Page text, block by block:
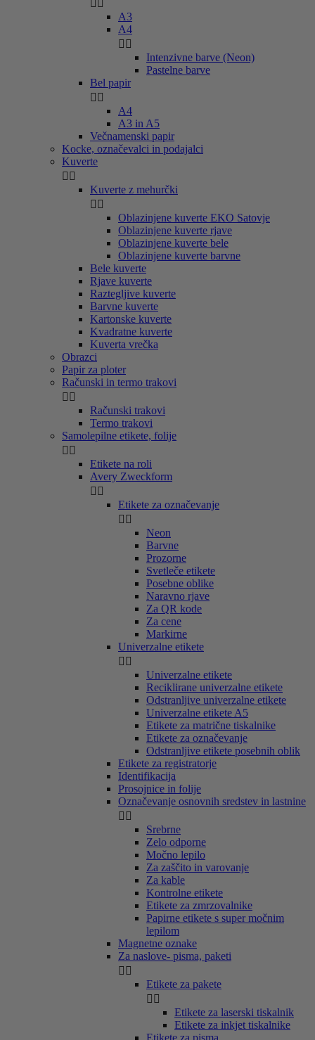
 
A3
A4
 
Intenzivne barve (Neon)
Pastelne barve
Bel papir
 
A4
A3 in A5
Večnamenski papir
Kocke, označevalci in podajalci
Kuverte
 
Kuverte z mehurčki
 
Oblazinjene kuverte EKO Satovje
Oblazinjene kuverte rjave
Oblazinjene kuverte bele
Oblazinjene kuverte barvne
Bele kuverte
Rjave kuverte
Raztegljive kuverte
Barvne kuverte
Kartonske kuverte
Kvadratne kuverte
Kuverta vrečka
Obrazci
Papir za ploter
Računski in termo trakovi
 
Računski trakovi
Termo trakovi
Samolepilne etikete, folije
 
Etikete na roli
Avery Zweckform
 
Etikete za označevanje
 
Neon
Barvne
Prozorne
Svetleče etikete
Posebne oblike
Naravno rjave
Za QR kode
Za cene
Markirne
Univerzalne etikete
 
Univerzalne etikete
Reciklirane univerzalne etikete
Odstranljive univerzalne etikete
Univerzalne etikete A5
Etikete za matrične tiskalnike
Etikete za označevanje
Odstranljive etikete posebnih oblik
Etikete za registratorje
Identifikacija
Prosojnice in folije
Označevanje osnovnih sredstev in lastnine
 
Srebrne
Zelo odporne
Močno lepilo
Za zaščito in varovanje
Za kable
Kontrolne etikete
Etikete za zmrzovalnike
Papirne etikete s super močnim
lepilom
Magnetne oznake
Za naslove- pisma, paketi
 
Etikete za pakete
 
Etikete za laserski tiskalnik
Etikete za inkjet tiskalnike
Etikete za pisma